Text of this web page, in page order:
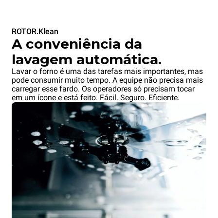
XETYC-12EU-SB
Carrinho QUICK.Load
6+6 bandejas
sem portas
Bloqueio de bandejas no lado
do forno
Carrinho QUICK.Load
6+6 bandejas
sem portas
Bloqueio de bandejas no lado
do operador
ROTOR.Klean
A conveniência da
lavagem automática.
Lavar o forno é uma das tarefas mais importantes, mas
pode consumir muito tempo. A equipe não precisa mais
carregar esse fardo. Os operadores só precisam tocar
em um ícone e está feito. Fácil. Seguro. Eficiente.